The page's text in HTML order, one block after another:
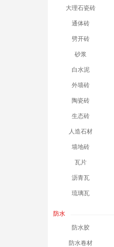
大理石瓷砖
通体砖
劈开砖
砂浆
白水泥
外墙砖
陶瓷砖
生态砖
人造石材
墙地砖
瓦片
沥青瓦
琉璃瓦
防水
防水胶
防水卷材